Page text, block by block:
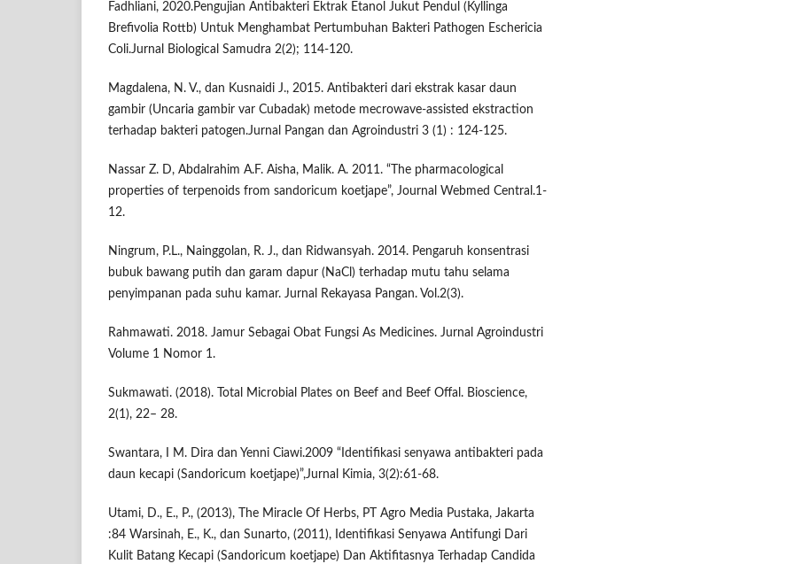
Fadhliani, 2020.Pengujian Antibakteri Ektrak Etanol Jukut Pendul (Kyllinga
Brefivolia Rottb) Untuk Menghambat Pertumbuhan Bakteri Pathogen Eschericia
Coli.Jurnal Biological Samudra 2(2); 114-120.
Magdalena, N. V., dan Kusnaidi J., 2015. Antibakteri dari ekstrak kasar daun
gambir (Uncaria gambir var Cubadak) metode mecrowave-assisted ekstraction
terhadap bakteri patogen.Jurnal Pangan dan Agroindustri 3 (1) : 124-125.
Nassar Z. D, Abdalrahim A.F. Aisha, Malik. A. 2011. “The pharmacological
properties of terpenoids from sandoricum koetjape”, Journal Webmed Central.1-
12.
Ningrum, P.L., Nainggolan, R. J., dan Ridwansyah. 2014. Pengaruh konsentrasi
bubuk bawang putih dan garam dapur (NaCl) terhadap mutu tahu selama
penyimpanan pada suhu kamar. Jurnal Rekayasa Pangan. Vol.2(3).
Rahmawati. 2018. Jamur Sebagai Obat Fungsi As Medicines. Jurnal Agroindustri
Volume 1 Nomor 1.
Sukmawati. (2018). Total Microbial Plates on Beef and Beef Offal. Bioscience,
2(1), 22– 28.
Swantara, I M. Dira dan Yenni Ciawi.2009 “Identifikasi senyawa antibakteri pada
daun kecapi (Sandoricum koetjape)”,Jurnal Kimia, 3(2):61-68.
Utami, D., E., P., (2013), The Miracle Of Herbs, PT Agro Media Pustaka, Jakarta
:84 Warsinah, E., K., dan Sunarto, (2011), Identifikasi Senyawa Antifungi Dari
Kulit Batang Kecapi (Sandoricum koetjape) Dan Aktifitasnya Terhadap Candida